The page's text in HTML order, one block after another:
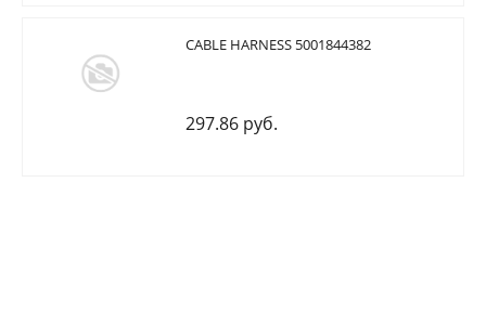
CABLE HARNESS 5001844382
297.86 руб.